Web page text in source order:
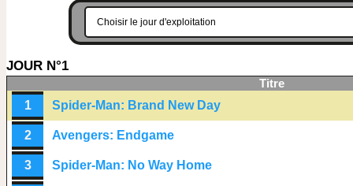
JOUR N°1
Titre
1 Spider-Man: Brand New Day
2 Avengers: Endgame
3 Spider-Man: No Way Home